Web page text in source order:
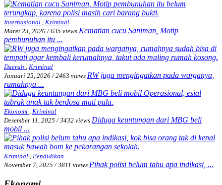
Internasional , Kriminal
Maret 23, 2026 / 635 views Kematian cucu Saniman, Motip
pembunuhan itu ...
Daerah , Kriminal
Januari 25, 2026 / 2463 views RW juga mengingatkan pada warganya,
rumahnya ...
Ekonomi , Kriminal
Desember 11, 2025 / 3432 views Diduga keuntungan dari MBG beli
mobil ...
Kriminal , Pendidikan
November 7, 2025 / 3811 views Pihak polisi belum tahu apa indikasi, ...